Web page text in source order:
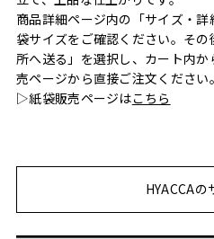
商品詳細ページ内の「サイズ・
袋サイズをご確認ください。そ
所へ送る」を選択し、カート内
売ページから直接ご注文ください。
▷紙袋販売ページはこちら
HYACCAの